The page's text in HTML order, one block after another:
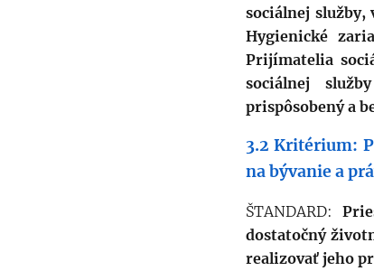
sociálnej služby,
Hygienické
Prijímatelia
sociálnej
prispôsobený a
3.2 Kritérium:
na bývanie a
ŠTANDARD:
dostatočný
realizovať jeho